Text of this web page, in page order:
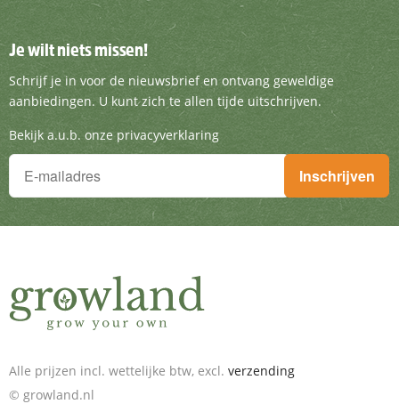
Je wilt niets missen!
Schrijf je in voor de nieuwsbrief en ontvang
Je wilt niets missen!
Schrijf je in voor de nieuwsbrief en ontvang geweldige
aanbiedingen. U kunt zich te allen tijde uitschrijven.
Bekijk a.u.b. onze privacyverklaring
Je wilt niets missen!
Schrijf je in voor de nieuwsbrief en ontvang geweldige
Inschrijven
Alle prijzen incl. wettelijke btw, excl. verzending
© growland.nl